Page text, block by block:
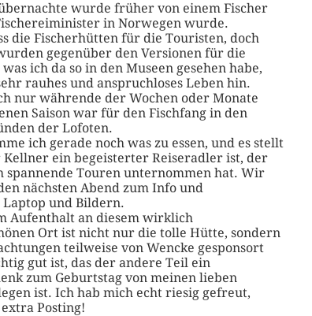
wurde früher von einem Fischer
in Norwegen wurde.
die Fischerhütten für die Touristen, doch
gegenüber den Versionen für die
ich da so in den Museen gesehen habe,
rauhes und anspruchloses Leben hin.
nur währende der Wochen oder Monate
Saison war für den Fischfang in den
der Lofoten.
ich gerade noch was zu essen, und es stellt
Kellner ein begeisterter Reiseradler ist, der
spannende Touren unternommen hat. Wir
nächsten Abend zum Info und
Laptop und Bildern.
Aufenthalt an diesem wirklich
Ort ist nicht nur die tolle Hütte, sondern
teilweise von Wencke gesponsort
gut ist, das der andere Teil ein
zum Geburtstag von meinen lieben
ist. Ich hab mich echt riesig gefreut,
Posting!